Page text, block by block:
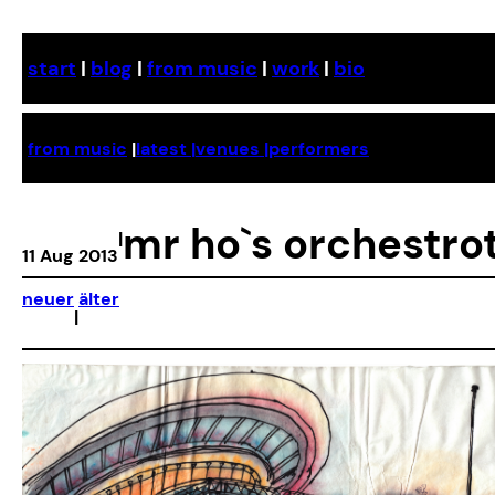
content
start | blog | from music | work | bio
from music |latest |venues |performers
11 Aug 2013
|mr ho`s
neuer
|
älter